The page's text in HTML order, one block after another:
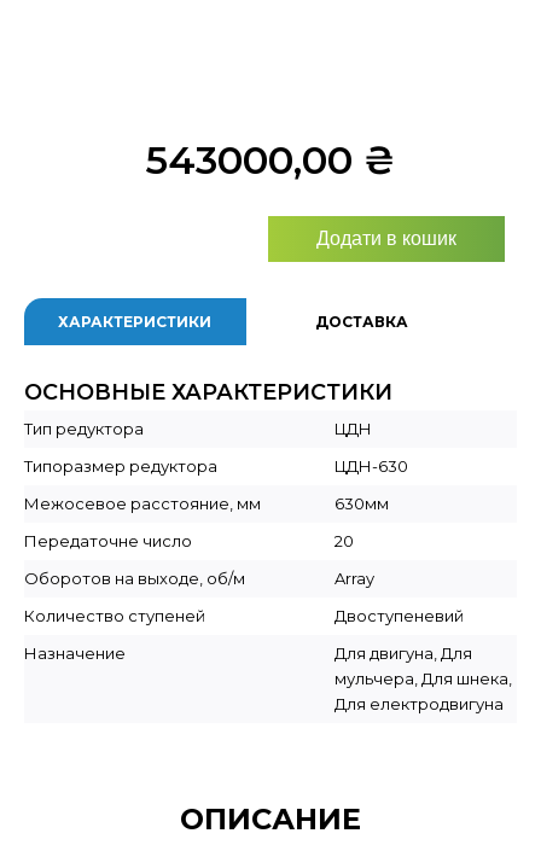
543000,00 ₴
Додати в кошик
ХАРАКТЕРИСТИКИ ДОСТАВКА
ОСНОВНЫЕ ХАРАКТЕРИСТИКИ
Тип редуктора
ЦДН
Типоразмер редуктора
ЦДН-630
Межосевое расстояние, мм
630мм
Передаточне число
20
Оборотов на выходе, об/м
Array
Количество ступеней
Двоступеневий
Назначение
Для двигуна, Для
мульчера, Для шнека,
Для електродвигуна
ОПИСАНИЕ